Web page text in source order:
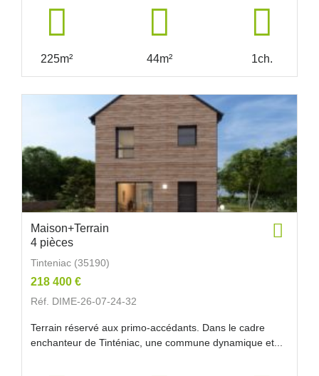
225m² 44m² 1ch.
Maison+Terrain
4 pièces
Tinteniac (35190)
218 400 €
Réf. DIME-26-07-24-32
Terrain réservé aux primo-accédants. Dans le cadre
enchanteur de Tinténiac, une commune dynamique et...